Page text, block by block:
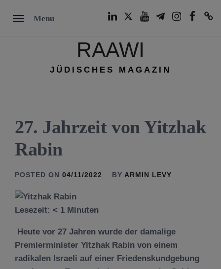
Menu
RAAWI
JÜDISCHES MAGAZIN
27. Jahrzeit von Yitzhak
Rabin
POSTED ON 04/11/2022 BY ARMIN LEVY
Lesezeit: < 1 Minuten
Heute vor 27 Jahren wurde der damalige
Premierminister Yitzhak Rabin von einem
radikalen Israeli auf einer Friedenskundgebung